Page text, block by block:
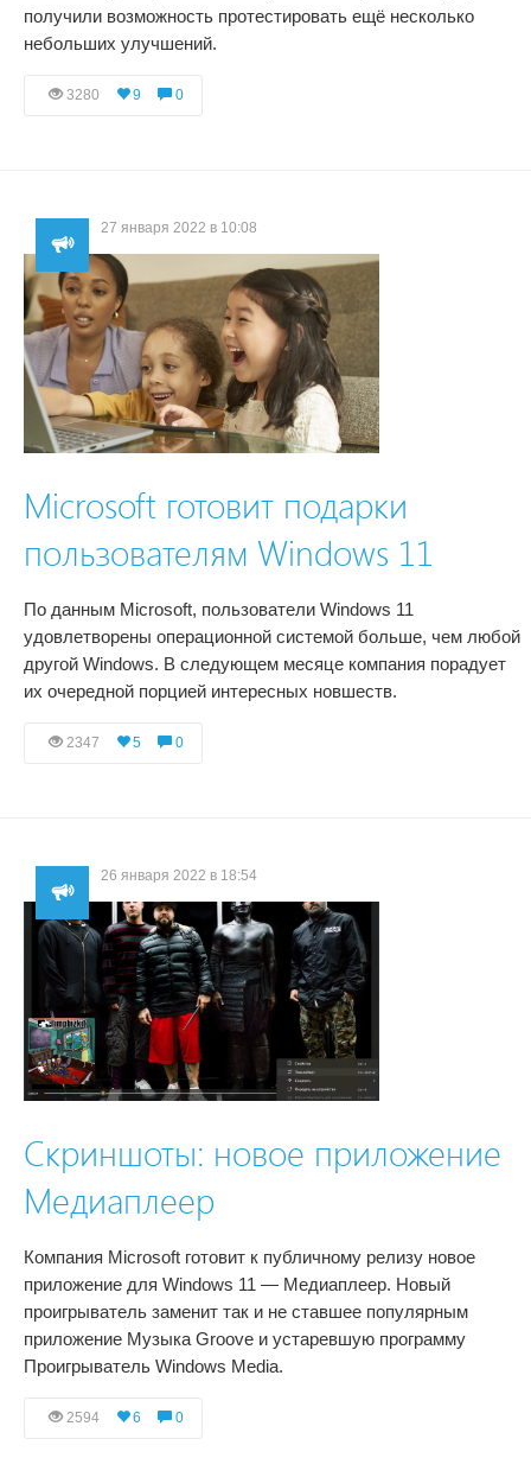
получили возможность протестировать ещё несколько
небольших улучшений.
3280 9 0
27 января 2022 в 10:08
Microsoft готовит подарки
пользователям Windows 11
По данным Microsoft, пользователи Windows 11
удовлетворены операционной системой больше, чем любой
другой Windows. В следующем месяце компания порадует
их очередной порцией интересных новшеств.
2347 5 0
26 января 2022 в 18:54
Скриншоты: новое приложение
Медиаплеер
Компания Microsoft готовит к публичному релизу новое
приложение для Windows 11 — Медиаплеер. Новый
проигрыватель заменит так и не ставшее популярным
приложение Музыка Groove и устаревшую программу
Проигрыватель Windows Media.
2594 6 0